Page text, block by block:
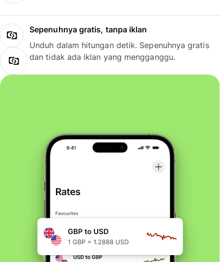
Sepenuhnya gratis, tanpa iklan
Unduh dalam hitungan detik. Sepenuhnya gratis
dan tidak ada iklan yang mengganggu.